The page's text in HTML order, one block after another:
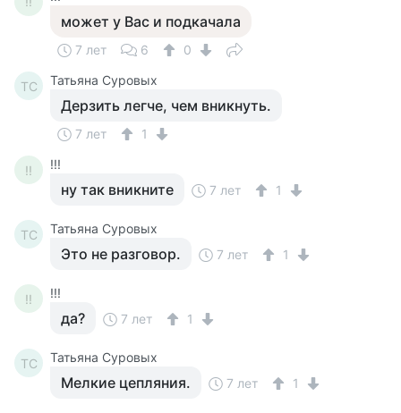
может у Вас и подкачала
7 лет 6 0
ТС Татьяна Суровых
Дерзить легче, чем вникнуть.
7 лет 1
!! !!!
ну так вникните 7 лет 1
ТС Татьяна Суровых
Это не разговор. 7 лет 1
!! !!!
да? 7 лет 1
ТС Татьяна Суровых
Мелкие цепляния. 7 лет 1